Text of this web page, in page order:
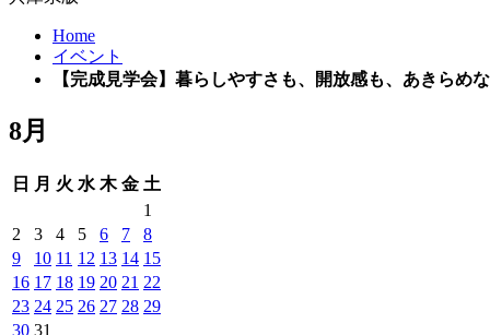
Home
イベント
【完成見学会】暮らしやすさも、開放感も、あきらめ
8月
日 月 火 水 木 金 土
1
2
3 4 5 6 7
8
9
10 11 12 13 14 15
16 17 18 19 20 21 22
23 24 25 26 27 28 29
30 31